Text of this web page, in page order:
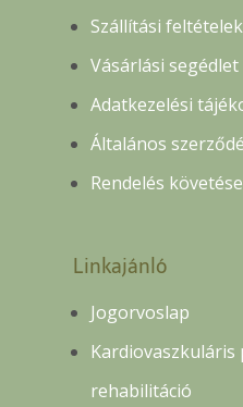
Szállítási feltételek
Vásárlási segédlet
Adatkezelési
Általános
Rendelés
Linkajánló
Jogorvoslap
Kardiovaszkuláris
rehabilitáció